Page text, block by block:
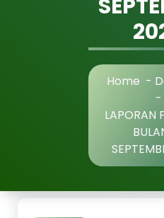
Home -
-
LAPORAN